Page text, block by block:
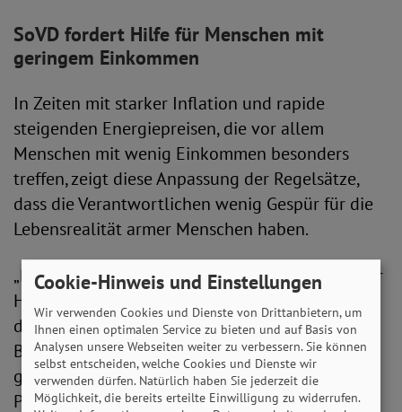
SoVD fordert Hilfe für Menschen mit
geringem Einkommen
In Zeiten mit starker Inflation und rapide
steigenden Energiepreisen, die vor allem
Menschen mit wenig Einkommen besonders
treffen, zeigt diese Anpassung der Regelsätze,
dass die Verantwortlichen wenig Gespür für die
Lebensrealität armer Menschen haben.
„Die in unseren Augen lächerliche Anhebung der
Hartz-IV-Regelsätze reicht nicht einmal aus, um
die Inflation auszugleichen. Wie sollen
Betroffene dann die zusätzlich enorm
gestiegenen Energiekosten bewältigen? Die
Politik muss jetzt schnell und entschlossen
Cookie-Hinweis und Einstellungen
Wir verwenden Cookies und Dienste von Drittanbietern, um
Ihnen einen optimalen Service zu bieten und auf Basis von
Analysen unsere Webseiten weiter zu verbessern. Sie können
selbst entscheiden, welche Cookies und Dienste wir
verwenden dürfen. Natürlich haben Sie jederzeit die
Möglichkeit, die bereits erteilte Einwilligung zu widerrufen.